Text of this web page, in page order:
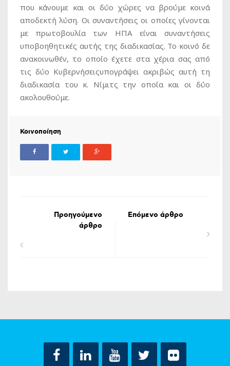
που κάνουμε και οι δύο χώρες να βρούμε κοινά
αποδεκτή λύση. Οι συναντήσεις οι οποίες γίνονται
με πρωτοβουλία των ΗΠΑ είναι συναντήσεις
υποβοηθητικές αυτής της διαδικασίας. Το κοινό δε
ανακοινωθέν, το οποίο έχετε στα χέρια σας από
τις δύο Κυβερνήσειςυπογράψει ακριβώς αυτή τη
διαδικασία του κ. Νίμιτς την οποία και οι δύο
ακολουθούμε.
Κοινοποίηση
Προηγούμενο
άρθρο
Επόμενο άρθρο